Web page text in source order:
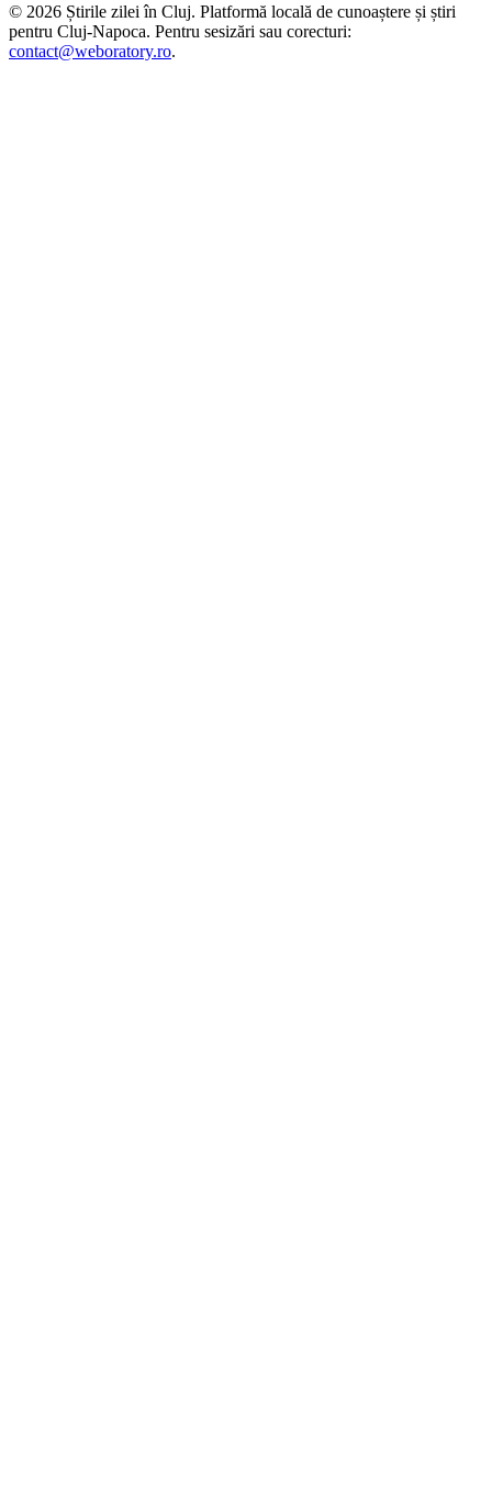
© 2026 Știrile zilei în Cluj. Platformă locală de cunoaștere și știri
pentru Cluj-Napoca. Pentru sesizări sau corecturi:
contact@weboratory.ro.